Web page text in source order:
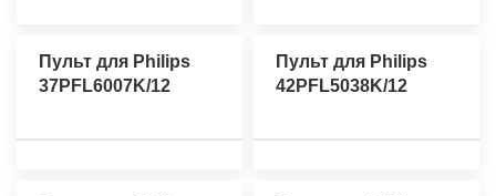
Пульт для Philips
37PFL6007K/12
Пульт для Philips
42PFL5038K/12